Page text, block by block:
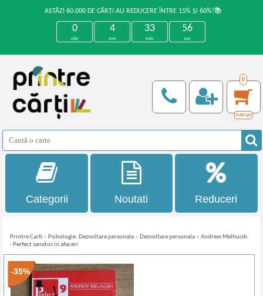
ASTĂZI 60.000 DE CĂRȚI AU REDUCERE ÎNTRE 15% ȘI 60%!📚
0
zile
4
ore
33
min
56
sec
0
0,00 Lei
Categorii Noutati Reduceri
Printre Carti » Psihologie. Dezvoltare personala » Dezvoltare personala »Andrew Melhuish
- Perfect sanatos in afaceri
-35%